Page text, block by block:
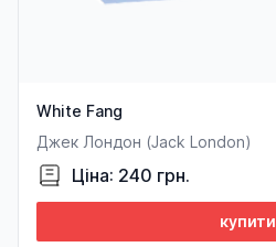
White Fang
Джек Лондон (Jack London)
Ціна: 240 грн.
купити